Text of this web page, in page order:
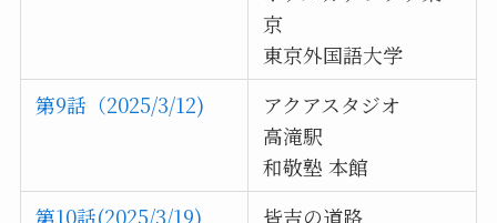
京
東京外国語大学
第9話（2025/3/12)
アクアスタジオ
高滝駅
和敬塾 本館
第10話(2025/3/19)
皆吉の道路